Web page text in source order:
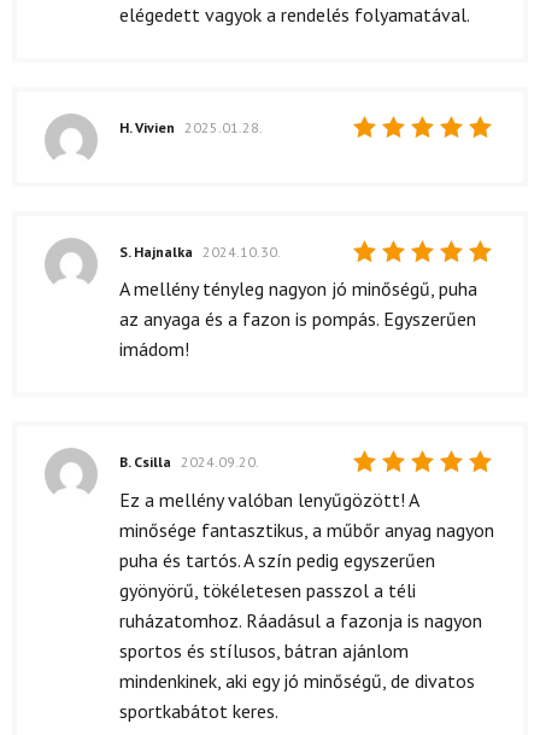
elégedett vagyok a rendelés folyamatával.
H. Vivien 2025.01.28.
Értékelés:
/ 5
S. Hajnalka 2024.10.30.
A mellény tényleg nagyon jó minőségű, puha
az anyaga és a fazon is pompás. Egyszerűen
imádom!
Értékelés:
B. Csilla 2024.09.20.
Ez a mellény valóban lenyűgözött! A
minősége fantasztikus, a műbőr anyag nagyon
puha és tartós. A szín pedig egyszerűen
gyönyörű, tökéletesen passzol a téli
ruházatomhoz. Ráadásul a fazonja is nagyon
sportos és stílusos, bátran ajánlom
mindenkinek, aki egy jó minőségű, de divatos
sportkabátot keres.